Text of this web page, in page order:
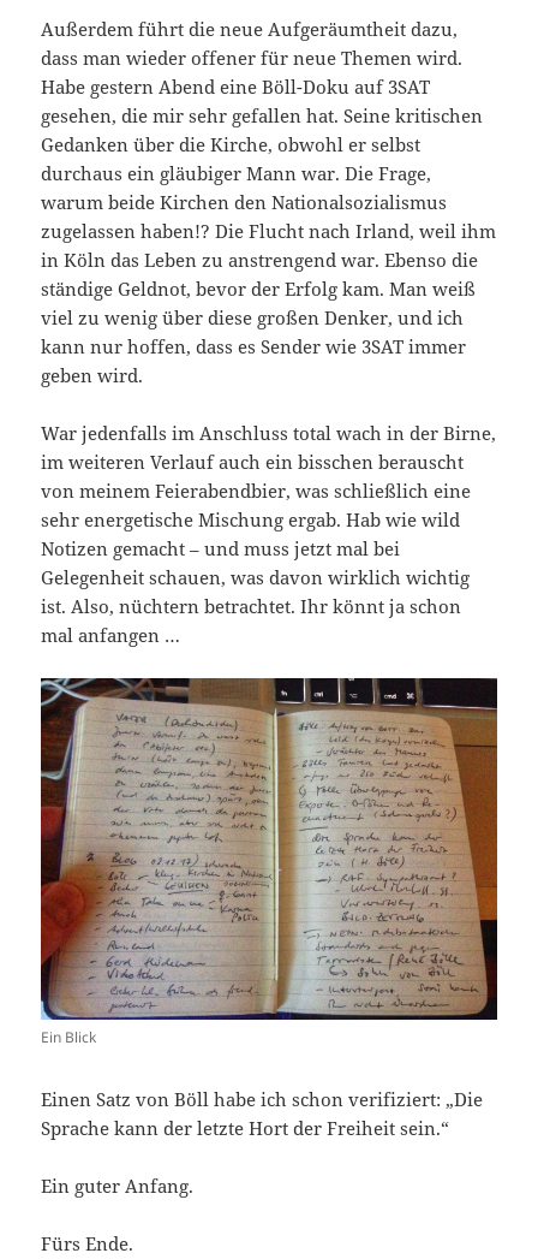
Außerdem führt die neue Aufgeräumtheit dazu,
dass man wieder offener für neue Themen wird.
Habe gestern Abend eine Böll-Doku auf 3SAT
gesehen, die mir sehr gefallen hat. Seine kritischen
Gedanken über die Kirche, obwohl er selbst
durchaus ein gläubiger Mann war. Die Frage,
warum beide Kirchen den Nationalsozialismus
zugelassen haben!? Die Flucht nach Irland, weil ihm
in Köln das Leben zu anstrengend war. Ebenso die
ständige Geldnot, bevor der Erfolg kam. Man weiß
viel zu wenig über diese großen Denker, und ich
kann nur hoffen, dass es Sender wie 3SAT immer
geben wird.
War jedenfalls im Anschluss total wach in der Birne,
im weiteren Verlauf auch ein bisschen berauscht
von meinem Feierabendbier, was schließlich eine
sehr energetische Mischung ergab. Hab wie wild
Notizen gemacht – und muss jetzt mal bei
Gelegenheit schauen, was davon wirklich wichtig
ist. Also, nüchtern betrachtet. Ihr könnt ja schon
mal anfangen …
Ein Blick
Einen Satz von Böll habe ich schon verifiziert: „Die
Sprache kann der letzte Hort der Freiheit sein.“
Ein guter Anfang.
Fürs Ende.